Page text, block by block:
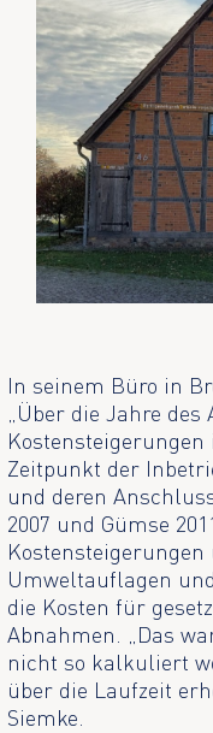
In seinem Büro in
„Über die Jahre des
Zeitpunkt der
und deren
2007 und Gümse
Kostensteigerungen
Umweltauflagen
die Kosten für
Abnahmen. „Das
nicht so kalkuliert
über die Laufzeit
Siemke.